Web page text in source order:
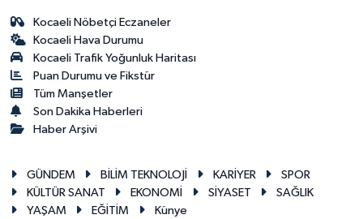
Kocaeli Nöbetçi Eczaneler
Kocaeli Hava Durumu
Kocaeli Trafik Yoğunluk Haritası
Puan Durumu ve Fikstür
Tüm Manşetler
Son Dakika Haberleri
Haber Arşivi
GÜNDEM BİLİM TEKNOLOJİ KARİYER
SPOR
KÜLTÜR SANAT
EKONOMİ SİYASET
SAĞLIK
YAŞAM
EĞİTİM Künye